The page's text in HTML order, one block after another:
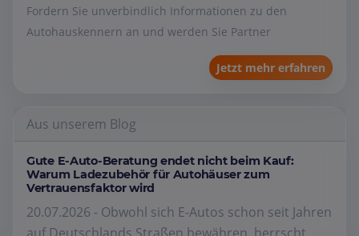
Fordern Sie unverbindlich Informationen zu den
Autohauskennern an und werden Sie Partner
Jetzt mehr erfahren
Aus unserem Blog
Gute E-Auto-Beratung endet nicht beim Kauf:
Warum Ladezubehör für Autohäuser zum
Vertrauensfaktor wird
20.07.2026 - Obwohl sich E-Autos schon seit Jahren
auf Deutschlands Straßen bewähren, herrscht